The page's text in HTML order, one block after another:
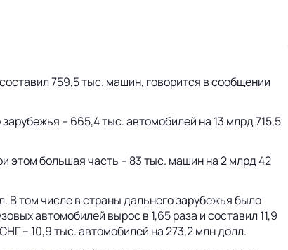
759,5 тыс. машин, говорится в сообщении
– 665,4 тыс. автомобилей на 13 млрд 715,5
этом большая часть – 83 тыс. машин на 2 млрд 42
В том числе в страны дальнего зарубежья было
автомобилей вырос в 1,65 раза и составил 11,9
– 10,9 тыс. автомобилей на 273,2 млн долл.